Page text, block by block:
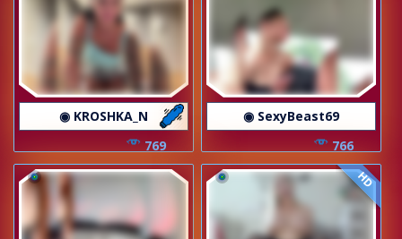
◉ KROSHKA_N
769
◉ SexyBeast69
766
HD